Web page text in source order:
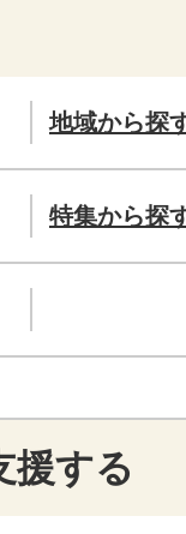
地域から探
特集から探
援する